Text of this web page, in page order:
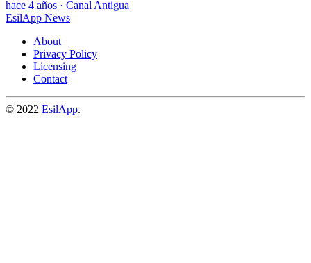
hace 4 años · Canal Antigua
EsilApp News
About
Privacy Policy
Licensing
Contact
© 2022 EsilApp.